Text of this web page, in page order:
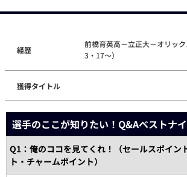
経歴
前橋育英高－立正大－オリッ
3・17～）
獲得タイトル
選手のここが知りたい！Q&Aベストナ
Q1：俺のココを見てくれ！（セールスポイン
ト・チャームポイント）